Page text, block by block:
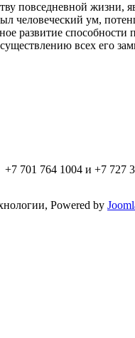
повседневной жизни,
человеческий ум,
развитие
всех его
701 764 1004 и +7 727
Powered by